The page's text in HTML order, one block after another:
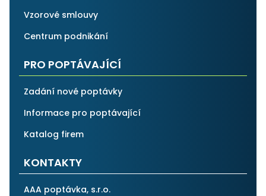
Vzorové smlouvy
Centrum podnikání
PRO POPTÁVAJÍCÍ
Zadání nové poptávky
Informace pro poptávající
Katalog firem
KONTAKTY
AAA poptávka, s.r.o.